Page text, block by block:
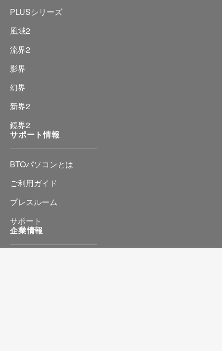
PLUSシリーズ
風域2
流界2
影界
幻界
新界2
鏡界2
サポート情報
BTOパソコンとは
ご利用ガイド
プレスルーム
サポート
企業情報